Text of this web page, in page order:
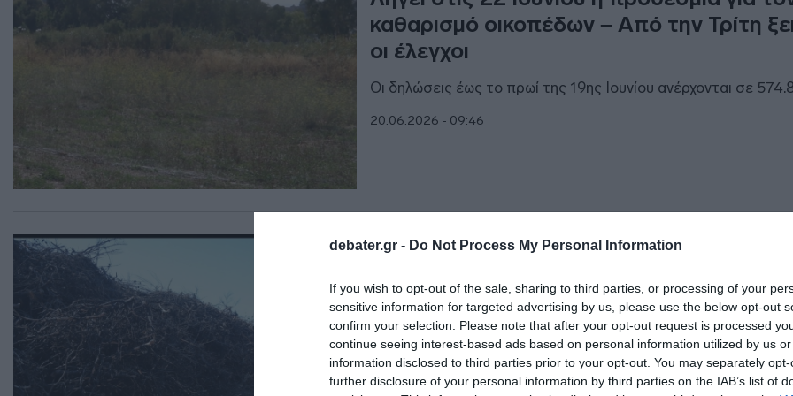
debater.gr - Do Not Process My Personal Information
If you wish to opt-out of the sale, sharing to third parties, or processing of your
sensitive information for targeted advertising by us, please use the below opt-out
confirm your selection. Please note that after your opt-out request is processed
continue seeing interest-based ads based on personal information utilized by us
information disclosed to third parties prior to your opt-out. You may separately
further disclosure of your personal information by third parties on the IAB’s list of
καθαρισμό οικοπέδων – Από την Τρίτη
οι έλεγχοι
Οι δηλώσεις έως το πρωί της 19ης Ιουνίου ανέρχονται σε
20.06.2026 - 09:46
ΕΛΛΑΔΑ
οικόπεδα – Τα πρόστιμα και όσα πρέπει
γνωρίζετε
Δόθηκε παράταση 7 ημέρων από το υπουργείο Πολιτικής
16.06.2026 - 16:19